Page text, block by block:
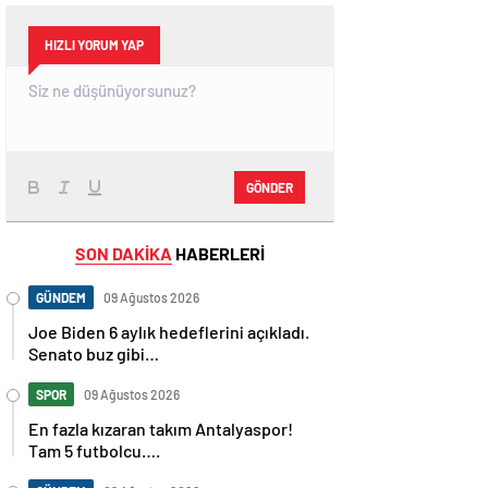
HIZLI YORUM YAP
GÖNDER
SON DAKİKA HABERLERİ
GÜNDEM 09 Ağustos 2026
Joe Biden 6 aylık hedeflerini açıkladı.
Senato buz gibi…
SPOR 09 Ağustos 2026
En fazla kızaran takım Antalyaspor!
Tam 5 futbolcu….